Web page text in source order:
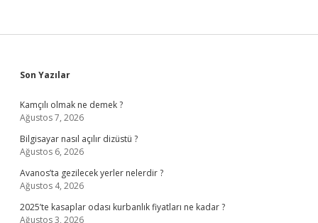
Sidebar
Son Yazılar
Kamçılı olmak ne demek ?
Ağustos 7, 2026
Bilgisayar nasıl açılır dizüstü ?
Ağustos 6, 2026
Avanos’ta gezilecek yerler nelerdir ?
Ağustos 4, 2026
2025’te kasaplar odası kurbanlık fiyatları ne kadar ?
Ağustos 3, 2026